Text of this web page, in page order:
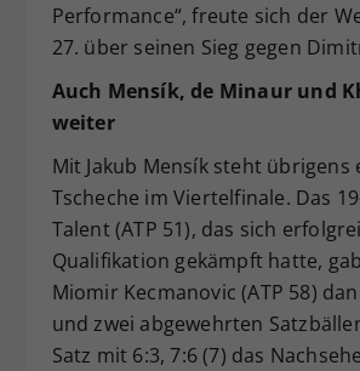
Performance“, freute sich der
27. über seinen Sieg gegen
Auch Mensík, de Minaur und
weiter
Mit Jakub Mensík steht übrigens
Tscheche im Viertelfinale. Das
Talent (ATP 51), das sich
Qualifikation gekämpft hatte,
Miomir Kecmanovic (ATP 58)
und zwei abgewehrten
Satz mit 6:3, 7:6 (7) das